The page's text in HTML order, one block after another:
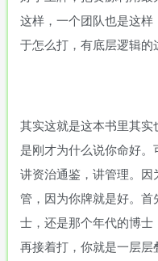
这样，一个团队也是这
于怎么打，有底层逻辑的
其实这就是这本书里其
是刚才为什么说你命好
讲资治通鉴，讲管理。
管，因为你牌就是好。
士，还是那个年代的博
再接着打，你就是一层